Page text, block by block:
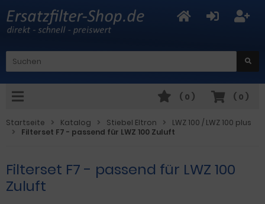
( 0 )
( 0 )
Startseite Katalog Stiebel Eltron
LWZ 100 / LWZ 100 plus
Filterset F7 - passend für LWZ 100 Zuluft
Filterset F7 - passend für LWZ 100
Zuluft